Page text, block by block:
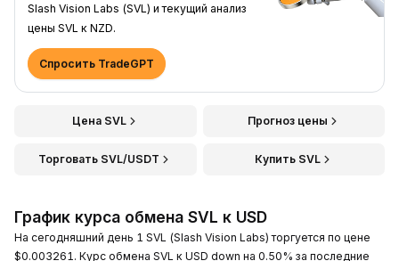
Slash Vision Labs (SVL) и текущий анализ
цены SVL к NZD.
Спросить TradeGPT
Цена SVL Прогноз цены
Торговать SVL/USDT Купить SVL
График курса обмена SVL к USD
На сегодняшний день 1 SVL (Slash Vision Labs) торгуется по цене
$0.003261. Курс обмена SVL к USD down на 0.50% за последние